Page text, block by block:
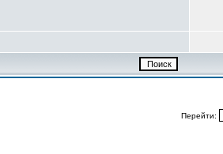
Перейти: